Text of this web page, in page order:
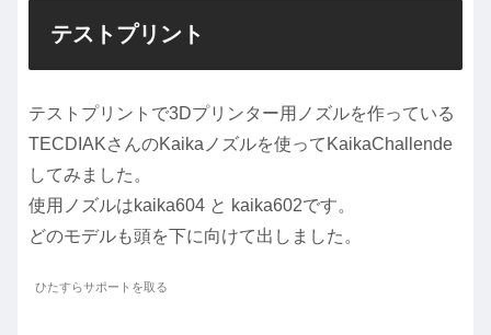
テストプリント
テストプリントで3Dプリンター用ノズルを作っている
TECDIAKさんのKaikaノズルを使ってKaikaChallende
してみました。
使用ノズルはkaika604 と kaika602です。
どのモデルも頭を下に向けて出しました。
ひたすらサポートを取る